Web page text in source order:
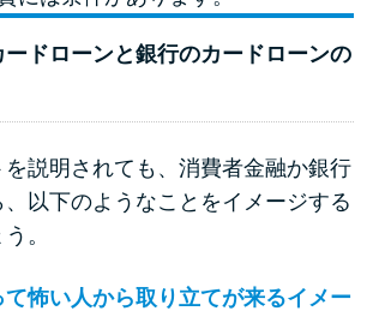
ドローンと銀行のカードローンの
説明されても、消費者金融か銀行
以下のようなことをイメージする
。
て怖い人から取り立てが来るイメー